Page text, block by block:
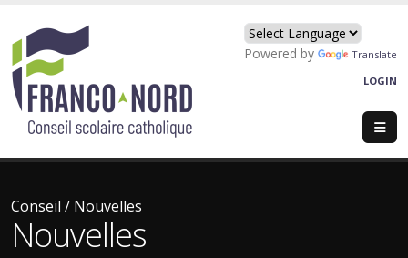
Powered by
Translate
LOGIN
Conseil / Nouvelles
Nouvelles